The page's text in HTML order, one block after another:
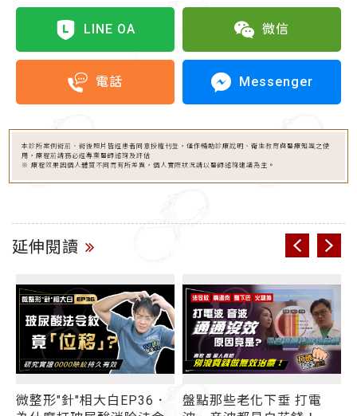
LINE OA 微信
電話 Messenger
本診所案例術前、術後照片皆經患者同意授權刊登，僅作輔助診療說明、衛生教育與醫療知識之使
用，療程前請務必經專業醫師諮詢及評估
※ 療程效果因個人體質不同而有所差異，個人實際狀況請以醫師諮詢建議為主。
延伸閱讀
盤點那些老化下垂 打電
木偶紋一現形恐"斷崖式"變